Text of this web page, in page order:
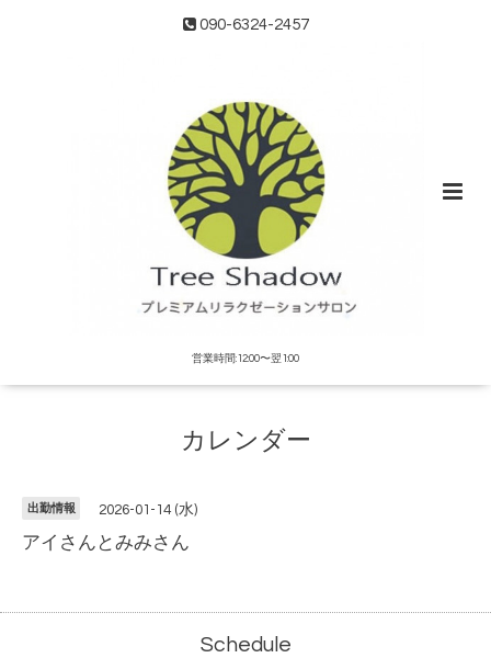
090-6324-2457
営業時間:12:00〜翌1:00
カレンダー
出勤情報 2026-01-14 (水)
アイさんとみみさん
Schedule